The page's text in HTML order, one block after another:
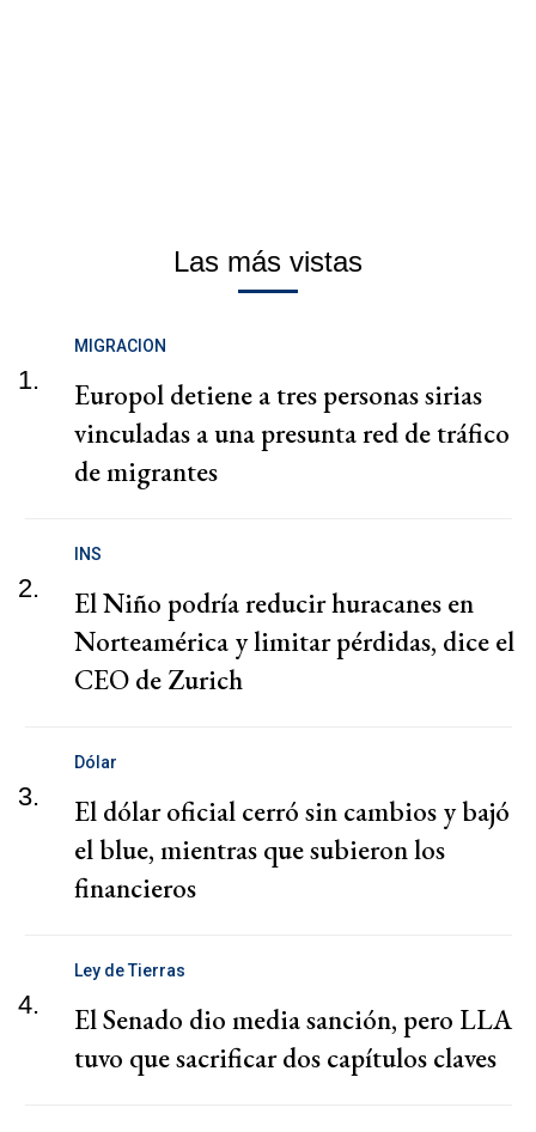
Las más vistas
1.
MIGRACION
Europol detiene a tres personas sirias
vinculadas a una presunta red de tráfico
de migrantes
2.
INS
El Niño podría reducir huracanes en
Norteamérica y limitar pérdidas, dice el
CEO de Zurich
3.
Dólar
El dólar oficial cerró sin cambios y bajó
el blue, mientras que subieron los
financieros
4.
Ley de Tierras
El Senado dio media sanción, pero LLA
tuvo que sacrificar dos capítulos claves